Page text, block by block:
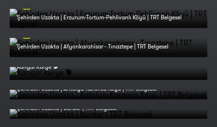
Şehirden Uzakta | Erzurum-Tortum-Pehlivanlı Köyü | TRT Belgesel
Şehirden Uzakta | Afyonkarahisar - Tınaztepe | TRT Belgesel
Kangal Kurye 🐕
Şehirden Uzakta | Antalya-Karavca Köyü | TRT Belgesel
Şehirden Uzakta | Burdur | TRT Belgesel